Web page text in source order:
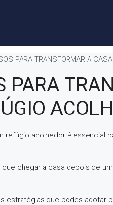
PARA TRANSFORMAR A
PARA
refúgio acolhedor é essencial
que chegar a casa depois de
estratégias que podes adotar